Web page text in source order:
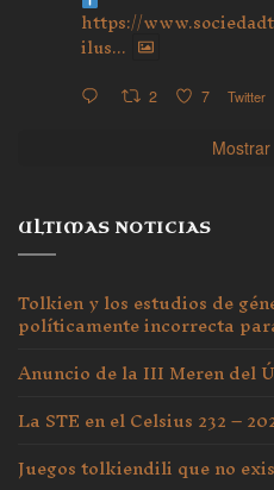
https://
ilus...
2 7 Twitter
ULTIMAS NOTICIAS
Tolkien y los estudios de
políticamente incorrecta
Anuncio de la III Meren del
La STE en el Celsius 232 –
Juegos tolkiendili que no